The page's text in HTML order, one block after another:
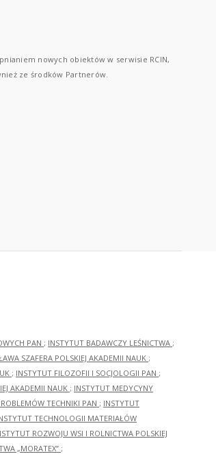
nowych obiektów w serwisie RCIN,
ze środków Partnerów.
PAN ; INSTYTUT BADAWCZY LEŚNICTWA ;
SZAFERA POLSKIEJ AKADEMII NAUK ;
; INSTYTUT FILOZOFII I SOCJOLOGII PAN ;
AKADEMII NAUK ; INSTYTUT MEDYCYNY
TECHNIKI PAN ; INSTYTUT
TECHNOLOGII MATERIAŁÓW
ROZWOJU WSI I ROLNICTWA POLSKIEJ
„MORATEX” ;